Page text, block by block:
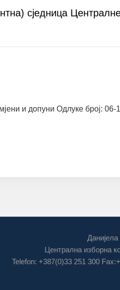
сједница
и допуни Одлуке број:
Централна изборна
Telefon: +387(0)33 251 300